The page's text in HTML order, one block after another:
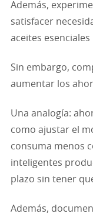
Además,
satisfacer
aceites
Sin embargo,
aumentar los
Una analogía:
como ajustar el
consuma menos
inteligentes
plazo sin tener
Además,